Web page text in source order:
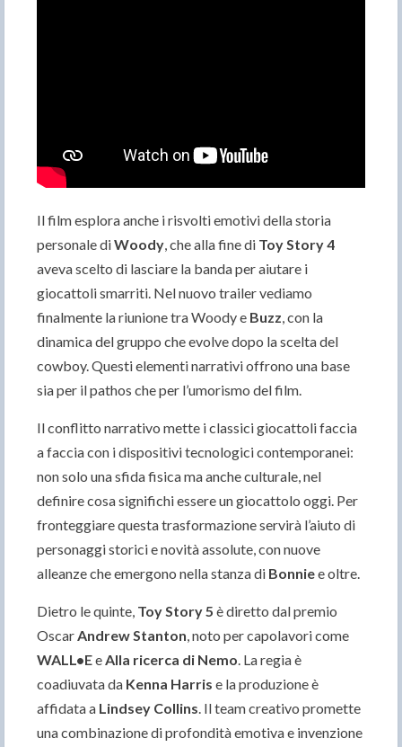
Il film esplora anche i risvolti emotivi della storia
personale diWoody, che alla fine di Toy Story 4
aveva scelto di lasciare la banda per aiutare i
giocattoli smarriti. Nel nuovo trailer vediamo
finalmente la riunione tra Woody e Buzz, con la
dinamica del gruppo che evolve dopo la scelta del
cowboy. Questi elementi narrativi offrono una base
sia per il pathos che per l’umorismo del film.
Il conflitto narrativo mette i classici giocattoli faccia
a faccia con i dispositivi tecnologici contemporanei:
non solo una sfida fisica ma anche culturale, nel
definire cosa significhi essere un giocattolo oggi. Per
fronteggiare questa trasformazione servirà l’aiuto di
personaggi storici e novità assolute, con nuove
alleanze che emergono nella stanza di Bonniee oltre.
Dietro le quinte, Toy Story 5 è diretto dal premio
OscarAndrew Stanton, noto per capolavori come
WALL•EeAlla ricerca di Nemo. La regia è
coadiuvata da Kenna Harris e la produzione è
affidata a Lindsey Collins. Il team creativo promette
una combinazione di profondità emotiva e invenzione